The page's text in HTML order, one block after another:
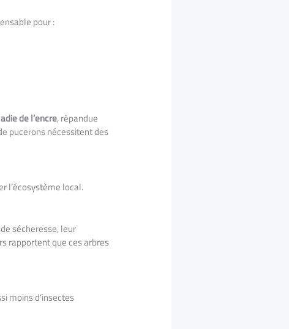
pour :
de l’encre, répandue
pucerons nécessitent des
l’écosystème local.
sécheresse, leur
rapportent que ces arbres
moins d’insectes